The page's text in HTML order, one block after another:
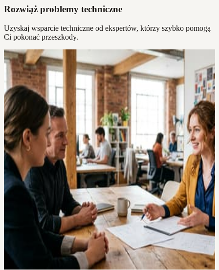
Rozwiąż problemy techniczne
Uzyskaj wsparcie techniczne od ekspertów, którzy szybko pomogą
Ci pokonać przeszkody.